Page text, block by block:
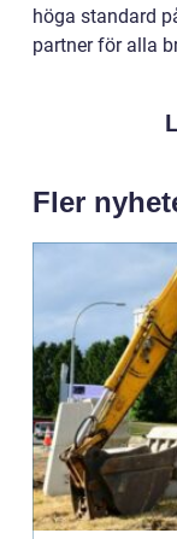
höga standard
partner för alla
Fler